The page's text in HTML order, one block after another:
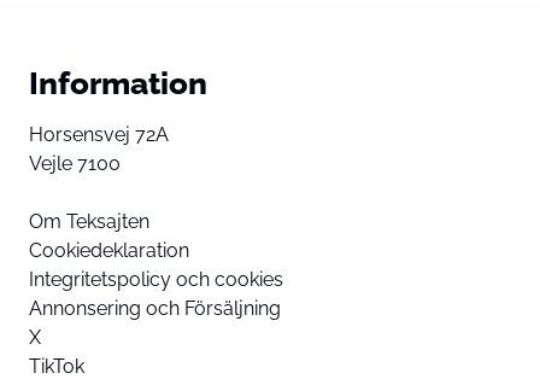
Information
Horsensvej 72A
Vejle 7100
Om Teksajten
Cookiedeklaration
Integritetspolicy och cookies
Annonsering och Försäljning
X
TikTok